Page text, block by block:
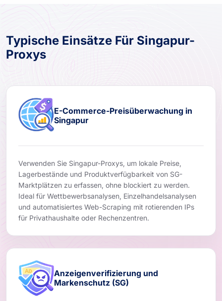
Typische Einsätze Für Singapur-
Proxys
E-Commerce-Preisüberwachung in
Singapur
Verwenden Sie Singapur-Proxys, um lokale Preise,
Lagerbestände und Produktverfügbarkeit von SG-
Marktplätzen zu erfassen, ohne blockiert zu werden.
Ideal für Wettbewerbsanalysen, Einzelhandelsanalysen
und automatisiertes Web-Scraping mit rotierenden IPs
für Privathaushalte oder Rechenzentren.
Anzeigenverifizierung und
Markenschutz (SG)